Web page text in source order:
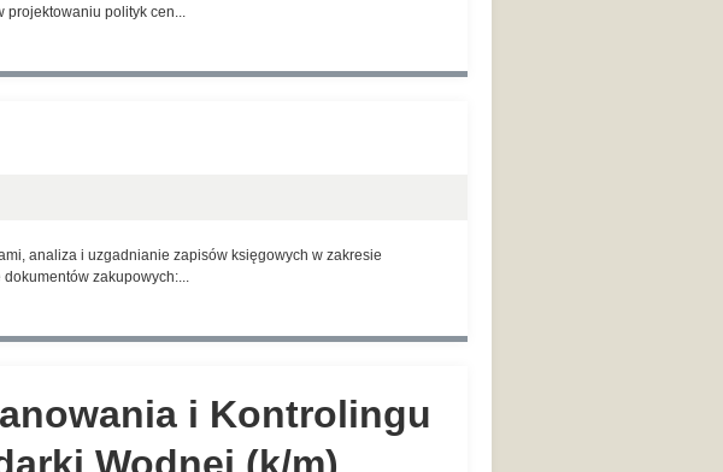
projektowaniu polityk cen...
analiza i uzgadnianie zapisów księgowych w zakresie
zakupowych:...
i Kontrolingu